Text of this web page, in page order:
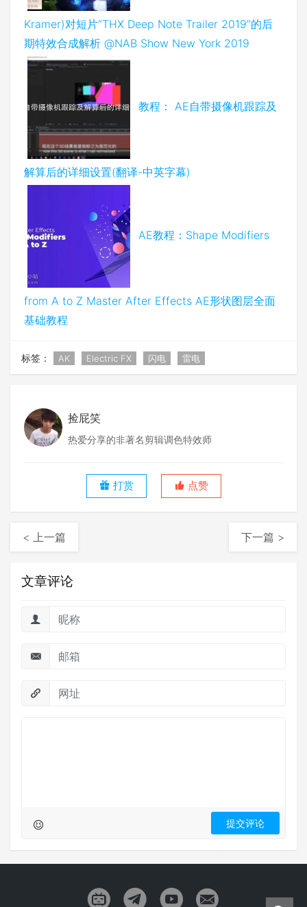
Kramer)对短片“THX Deep Note Trailer 2019”的后
期特效合成解析 @NAB Show New York 2019
教程： AE自带摄像机跟踪及
解算后的详细设置(翻译-中英字幕)
AE教程：Shape Modifiers
from A to Z Master After Effects AE形状图层全面
基础教程
标签： AK Electric FX 闪电 雷电
捡屁笑
热爱分享的非著名剪辑调色特效师
打赏 点赞
< 上一篇 下一篇 >
文章评论